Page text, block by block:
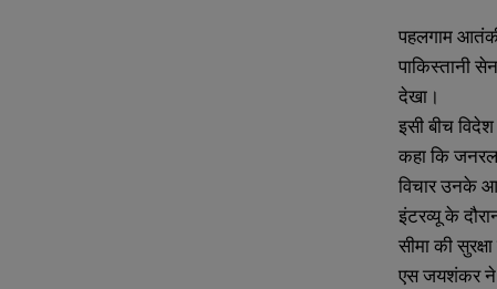
N
a
m
e
*
E
a
i
*
N
u
b
e
N
a
m
e
*
E
a
i
*
N
u
b
e
पहलगाम
पाकिस्तानी
देखा।
इसी बीच
कहा कि जनरल
विचार उनके
इंटरव्यू के
सीमा की
एस जयशंकर ने